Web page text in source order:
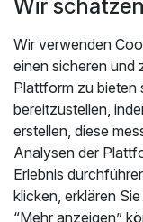
unseren
Wir
Wir verwenden
einen sicheren und
Plattform zu bieten
bereitzustellen,
erstellen, diese
Analysen der
Erlebnis
klicken, erklären
“Mehr anzeigen”